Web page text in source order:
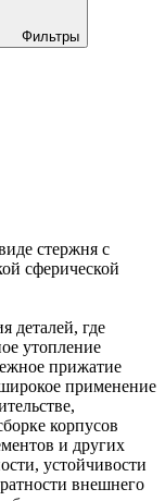
Фильтры
стержня с
сферической
деталей, где
утопление
прижатие
применение
корпусов
и других
устойчивости
внешнего